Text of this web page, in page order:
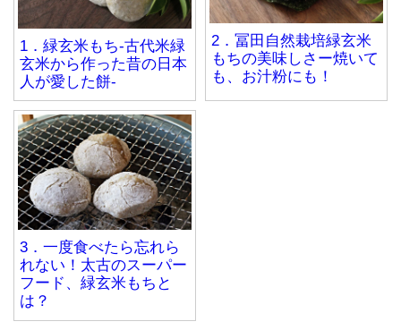
1．緑玄米もち-古代米緑
玄米から作った昔の日本
人が愛した餅-
2．冨田自然栽培緑玄米
もちの美味しさー焼いて
も、お汁粉にも！
3．一度食べたら忘れら
れない！太古のスーパー
フード、緑玄米もちと
は？